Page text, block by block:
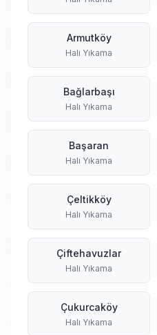
Armutköy
Halı Yıkama
Bağlarbaşı
Halı Yıkama
Başaran
Halı Yıkama
Çeltikköy
Halı Yıkama
Çiftehavuzlar
Halı Yıkama
Çukurcaköy
Halı Yıkama